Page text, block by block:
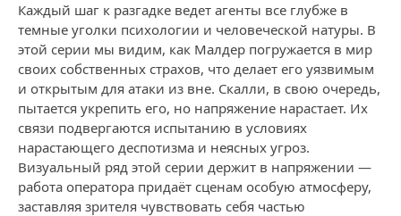
Каждый шаг к разгадке ведет агенты все глубже в
темные уголки психологии и человеческой натуры. В
этой серии мы видим, как Малдер погружается в мир
своих собственных страхов, что делает его уязвимым
и открытым для атаки из вне. Скалли, в свою очередь,
пытается укрепить его, но напряжение нарастает. Их
связи подвергаются испытанию в условиях
нарастающего деспотизма и неясных угроз.
Визуальный ряд этой серии держит в напряжении —
работа оператора придаёт сценам особую атмосферу,
заставляя зрителя чувствовать себя частью